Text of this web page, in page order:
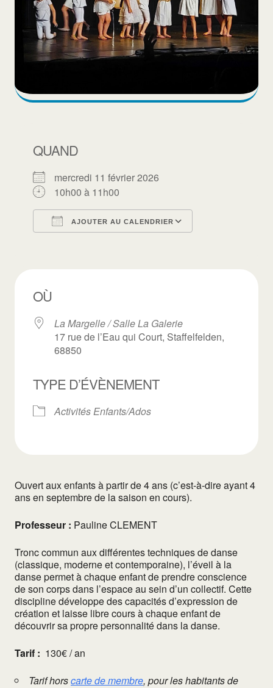
QUAND
mercredi 11 février 2026
10h00 à 11h00
AJOUTER AU CALENDRIER
OÙ
La Margelle / Salle La Galerie
17 rue de l’Eau qui Court, Staffelfelden,
68850
TYPE D’ÉVÈNEMENT
Activités Enfants/Ados
Ouvert aux enfants à partir de 4 ans (c’est-à-dire ayant 4
ans en septembre de la saison en cours).
Professeur : Pauline CLEMENT
Tronc commun aux différentes techniques de danse
(classique, moderne et contemporaine), l’éveil à la
danse permet à chaque enfant de prendre conscience
de son corps dans l’espace au sein d’un collectif. Cette
discipline développe des capacités d’expression de
création et laisse libre cours à chaque enfant de
découvrir sa propre personnalité dans la danse.
Tarif : 130€ / an
Tarif horscarte de membre, pour les habitants de